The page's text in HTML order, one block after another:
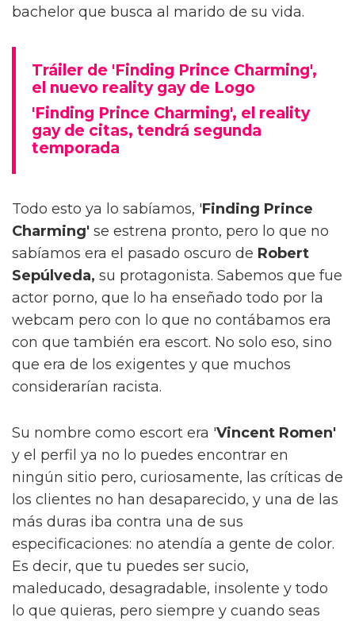
bachelor que busca al marido de su vida.
Tráiler de 'Finding Prince Charming',
el nuevo reality gay de Logo
'Finding Prince Charming', el reality
gay de citas, tendrá segunda
temporada
Todo esto ya lo sabíamos, 'Finding Prince
Charming' se estrena pronto, pero lo que no
sabíamos era el pasado oscuro de Robert
Sepúlveda, su protagonista. Sabemos que fue
actor porno, que lo ha enseñado todo por la
webcam pero con lo que no contábamos era
con que también era escort. No solo eso, sino
que era de los exigentes y que muchos
considerarían racista.
Su nombre como escort era 'Vincent Romen'
y el perfil ya no lo puedes encontrar en
ningún sitio pero, curiosamente, las críticas de
los clientes no han desaparecido, y una de las
más duras iba contra una de sus
especificaciones: no atendía a gente de color.
Es decir, que tu puedes ser sucio,
maleducado, desagradable, insolente y todo
lo que quieras, pero siempre y cuando seas